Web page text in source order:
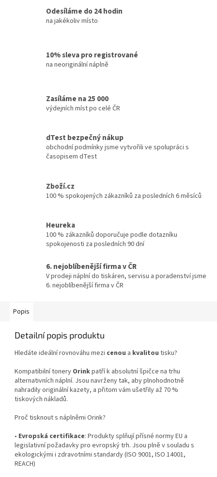
Odesíláme do 24 hodin
na jakékoliv místo
10% sleva pro registrované
na neoriginální náplně
Zasíláme na 25 000
výdejních míst po celé ČR
dTest bezpečný nákup
obchodní podmínky jsme vytvořili ve spolupráci s
časopisem dTest
Zboží.cz
100 % spokojených zákazníků za posledních 6 měsíců
Heureka
100 % zákazníků doporučuje podle dotazníku
spokojenosti za posledních 90 dní
6. nejoblíbenější firma v ČR
V prodeji náplní do tiskáren, servisu a poradenství jsme
6. nejoblíbenější firma v ČR
Popis
Detailní popis produktu
Hledáte ideální rovnováhu mezi cenou a kvalitou tisku?
Kompatibilní tonery Orinkpatří k absolutní špičce na trhu
alternativních náplní. Jsou navrženy tak, aby plnohodnotně
nahradily originální kazety, a přitom vám ušetřily až 70 %
tiskových nákladů.
Proč tisknout s náplněmi Orink?
• Evropská certifikace: Produkty splňují přísné normy EU a
legislativní požadavky pro evropský trh. Jsou plně v souladu s
ekologickými i zdravotními standardy (ISO 9001, ISO 14001,
REACH)